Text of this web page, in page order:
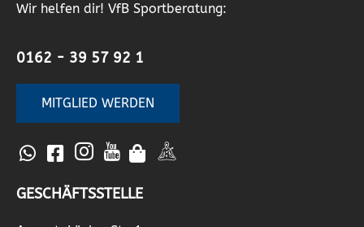
Wir helfen dir! VfB Sportberatung:
0162 - 39 57 92 1
MITGLIED WERDEN
GESCHÄFTSSTELLE